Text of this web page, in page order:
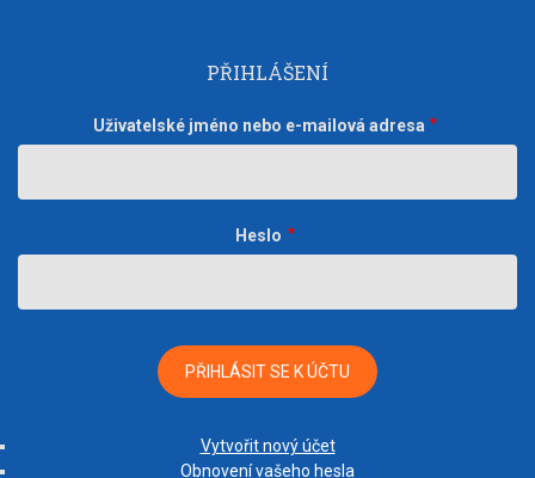
PŘIHLÁŠENÍ
Uživatelské jméno nebo e-mailová adresa
Heslo
Vytvořit nový účet
Obnovení vašeho hesla